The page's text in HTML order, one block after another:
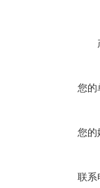
您的
您的
联系